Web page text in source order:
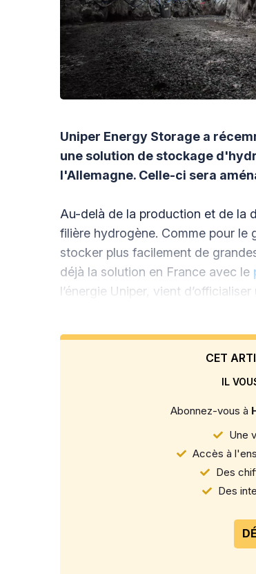
Uniper Energy Storage a
une solution de stockage
l'Allemagne. Celle-ci sera
Au-delà de la production et de la
filière hydrogène. Comme pour le
stocker plus facilement de
déjà la solution en France avec le
l’énergie Uniper, vient
CET
IL
Abonnez-vous à
Une
Accès à
Des
Des